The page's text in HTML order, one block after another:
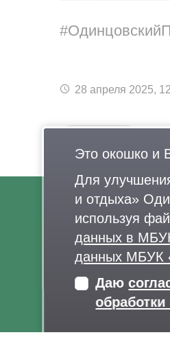
28 апреля 2025,
О нас
Афиша
Документы
Правила поведения
Это окошко и
Для
и отдыха»
используя
данных в
данных
Даю